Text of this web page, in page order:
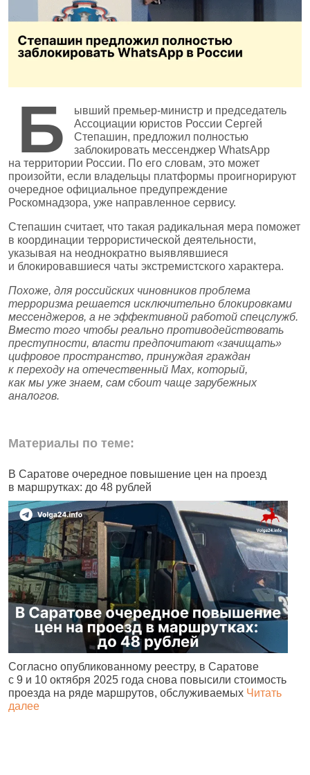
Б
ывший премьер‑министр и председатель
Ассоциации юристов России Сергей
Степашин, предложил полностью
заблокировать мессенджер WhatsApp
на территории России. По его словам, это может
произойти, если владельцы платформы проигнорируют
очередное официальное предупреждение
Роскомнадзора, уже направленное сервису.
Степашин считает, что такая радикальная мера поможет
в координации террористической деятельности,
указывая на неоднократно выявлявшиеся
и блокировавшиеся чаты экстремистского характера.
Похоже, для российских чиновников проблема
терроризма решается исключительно блокировками
мессенджеров, а не эффективной работой спецслужб.
Вместо того чтобы реально противодействовать
преступности, власти предпочитают «зачищать»
цифровое пространство, принуждая граждан
к переходу на отечественный Max, который,
как мы уже знаем, сам сбоит чаще зарубежных
аналогов.
Материалы по теме:
В Саратове очередное повышение цен на проезд
в маршрутках: до 48 рублей
Согласно опубликованному реестру, в Саратове
с 9 и 10 октября 2025 года снова повысили стоимость
проезда на ряде маршрутов, обслуживаемых Читать
далее